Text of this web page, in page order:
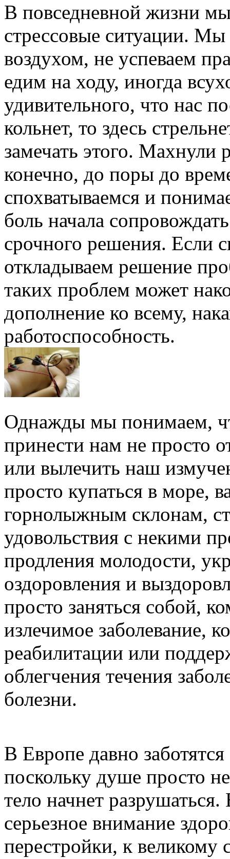
В повседневной жизни
стрессовые ситуации.
воздухом, не успеваем
едим на ходу, иногда
удивительного, что нас
кольнет, то здесь
замечать этого. Махнули
конечно, до поры до
спохватываемся и
боль начала
срочного решения. Если
откладываем решение
таких проблем может
дополнение ко всему,
работоспособность.
Однажды мы понимаем,
принести нам не просто
или вылечить наш
просто купаться в море,
горнолыжным склонам,
удовольствия с некими
продления молодости,
оздоровления и
просто заняться собой,
излечимое заболевание,
реабилитации или
облегчения течения
болезни.
В Европе давно
поскольку душе просто
тело начнет
серьезное внимание
перестройки, к великому